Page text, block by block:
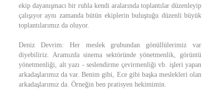
ekip dayanışmacı bir ruhla kendi aralarında toplantılar düzenleyip
çalışıyor aynı zamanda bütün ekiplerin buluştuğu düzenli büyük
toplantılarımız da oluyor.
Deniz Devrim: Her meslek grubundan gönüllülerimiz var
diyebiliriz. Aramızda sinema sektöründe yönetmenlik, görüntü
yönetmenliği, alt yazı - seslendirme çevirmenliği vb. işleri yapan
arkadaşlarımız da var. Benim gibi, Ece gibi başka meslekleri olan
arkadaşlarımız da. Örneğin ben pratisyen hekimimin.